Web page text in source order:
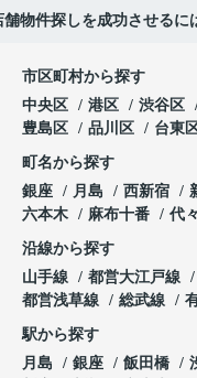
舗物件探しを成功させる
市区町村から探す
中央区
港区 渋谷区
豊島区
品川区 台東
町名から探す
銀座
月島 西新宿
六本木
麻布十番 代
沿線から探す
山手線
都営大江戸線
都営浅草線
総武線
駅から探す
月島
銀座 飯田橋